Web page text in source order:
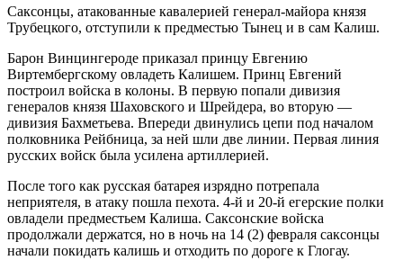
Саксонцы, атакованные кавалерией генерал-майора князя
Трубецкого, отступили к предместью Тынец и в сам Калиш.
Барон Винцингероде приказал принцу Евгению
Виртембергскому овладеть Калишем. Принц Евгений
построил войска в колоны. В первую попали дивизия
генералов князя Шаховского и Шрейдера, во вторую —
дивизия Бахметьева. Впереди двинулись цепи под началом
полковника Рейбница, за ней шли две линии. Первая линия
русских войск была усилена артиллерией.
После того как русская батарея изрядно потрепала
неприятеля, в атаку пошла пехота. 4-й и 20-й егерские полки
овладели предместьем Калиша. Саксонские войска
продолжали держатся, но в ночь на 14 (2) февраля саксонцы
начали покидать калишь и отходить по дороге к Глогау.